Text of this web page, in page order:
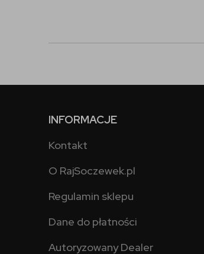
INFORMACJE
Kontakt
O RajSoczewek.pl
Regulamin sklepu
Dane do płatności
Autoryzowany Dealer